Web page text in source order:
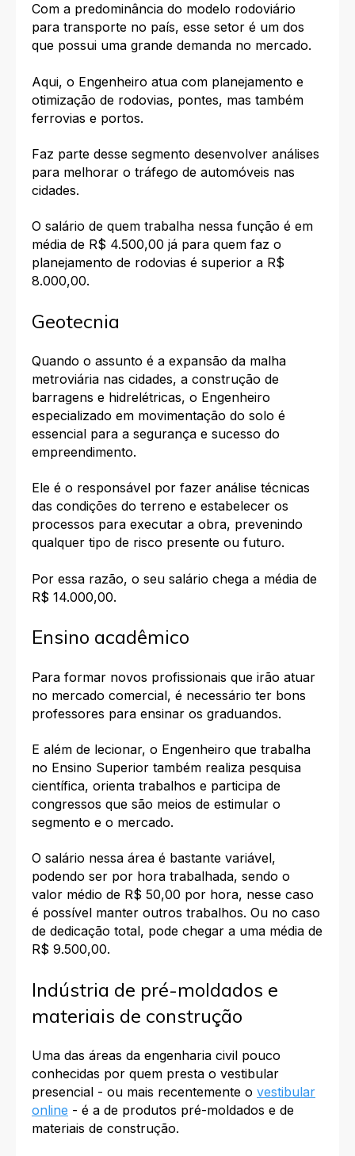
Com a predominância do modelo rodoviário
para transporte no país, esse setor é um dos
que possui uma grande demanda no mercado.
Aqui, o Engenheiro atua com planejamento e
otimização de rodovias, pontes, mas também
ferrovias e portos.
Faz parte desse segmento desenvolver análises
para melhorar o tráfego de automóveis nas
cidades.
O salário de quem trabalha nessa função é em
média de R$ 4.500,00 já para quem faz o
planejamento de rodovias é superior a R$
8.000,00.
Geotecnia
Quando o assunto é a expansão da malha
metroviária nas cidades, a construção de
barragens e hidrelétricas, o Engenheiro
especializado em movimentação do solo é
essencial para a segurança e sucesso do
empreendimento.
Ele é o responsável por fazer análise técnicas
das condições do terreno e estabelecer os
processos para executar a obra, prevenindo
qualquer tipo de risco presente ou futuro.
Por essa razão, o seu salário chega a média de
R$ 14.000,00.
Ensino acadêmico
Para formar novos profissionais que irão atuar
no mercado comercial, é necessário ter bons
professores para ensinar os graduandos.
E além de lecionar, o Engenheiro que trabalha
no Ensino Superior também realiza pesquisa
científica, orienta trabalhos e participa de
congressos que são meios de estimular o
segmento e o mercado.
O salário nessa área é bastante variável,
podendo ser por hora trabalhada, sendo o
valor médio de R$ 50,00 por hora, nesse caso
é possível manter outros trabalhos. Ou no caso
de dedicação total, pode chegar a uma média de
R$ 9.500,00.
Indústria de pré-moldados e
materiais de construção
Uma das áreas da engenharia civil pouco
conhecidas por quem presta o vestibular
presencial - ou mais recentemente o vestibular
online - é a de produtos pré-moldados e de
materiais de construção.